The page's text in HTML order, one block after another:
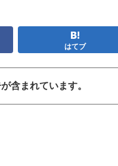
はてブ
含まれています。